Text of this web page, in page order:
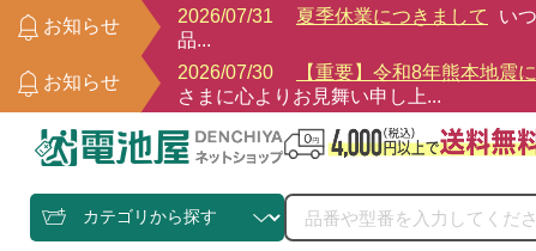
お知らせ
2026/07/31 夏季休業につきまして
い
品...
お知らせ
2026/07/30 【重要】令和8年熊本地震
さまに心よりお見舞い申し上...